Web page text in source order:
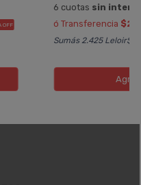
OFF
6 cuotas sin
ó Transferencia
Sumás 2.425 Leloir$